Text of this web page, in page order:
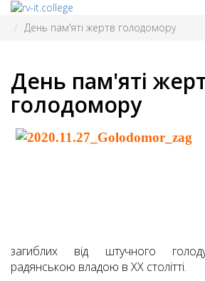
День пам'яті жертв голодомору
День пам'яті
голодомору
загиблих від штучного
радянською владою в XX столітті.